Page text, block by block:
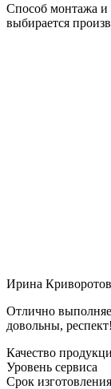
Способ монтажа и
выбирается
Ирина
Отлично
довольны,
Качество
Уровень сервиса
Срок изготовления